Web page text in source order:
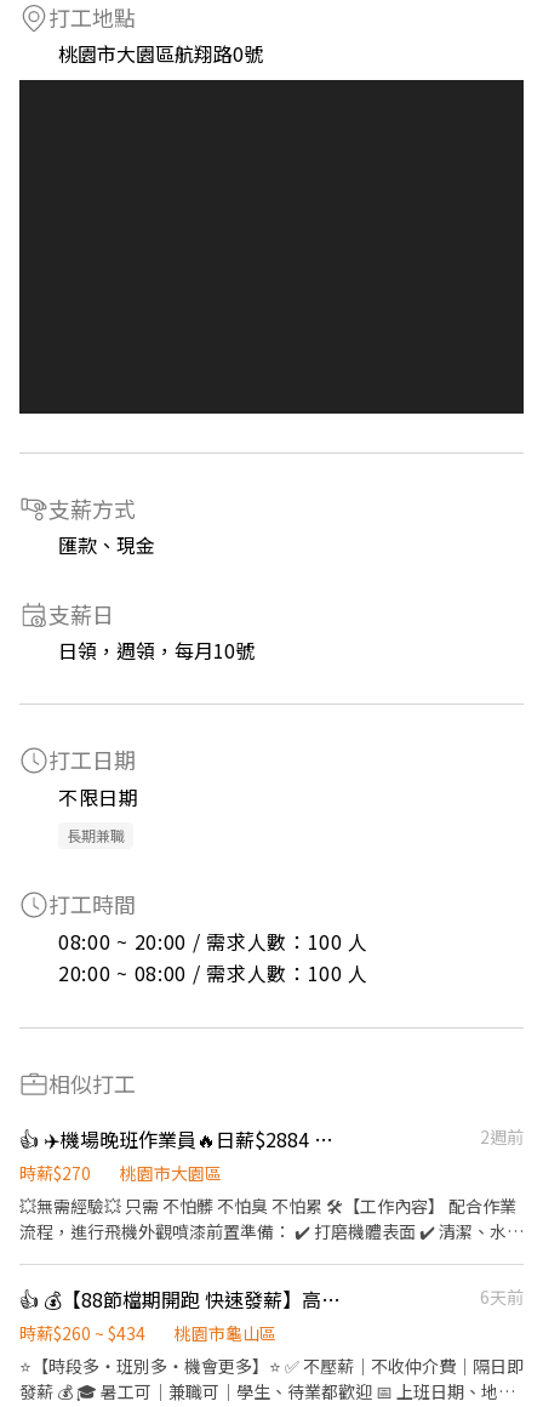
打工地點
桃園市大園區航翔路0號
支薪方式
匯款、現金
支薪日
日領，週領，每月10號
打工日期
不限日期
長期兼職
打工時間
08:00 ~ 20:00 / 需求人數：100 人
20:00 ~ 08:00 / 需求人數：100 人
相似打工
👍 ✈️機場晚班作業員🔥日薪$2884 無經驗/暑期打工 可
2週前
時薪$270
桃園市大園區
💥無需經驗💥 只需 不怕髒 不怕臭 不怕累 🛠【工作內容】 配合作業
流程，進行飛機外觀噴漆前置準備： ✔️ 打磨機體表面 ✔️ 清潔、水
薪） 另有早班及其他職缺可詢問（早晚班都可配合優先錄取） 本公
司為 長榮航空安衛家族 長榮航太維修廠承攬商 表現穩定、出勤良
好， ✅有機會「轉任長榮航太本工」，享正式員工福利與升遷制度
供宿舍 薪水週領 面試需備良民證 有半年內申請的良民證可優先安排
👍 💰【88節檔期開跑 快速發薪】高時薪＋龜山多班別⭐日領2000~3000
6天前
時薪$260 ~ $434
桃園市龜山區
⭐【時段多・班別多・機會更多】⭐ ✅ 不壓薪｜不收仲介費｜隔日即
發薪 💰 🎓 暑工可｜兼職可｜學生、待業都歡迎 📅 上班日期、地